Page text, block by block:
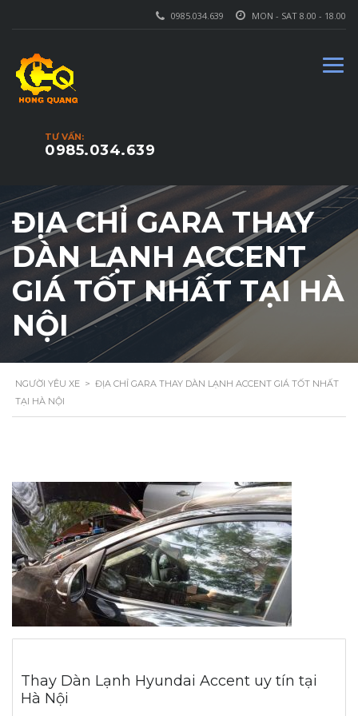
MON - SAT 8.00 - 18.00
0985.034.639
TƯ VẤN:
0985.034.639
ĐỊA CHỈ GARA THAY
DÀN LẠNH ACCENT
GIÁ TỐT NHẤT TẠI HÀ
NỘI
NGƯỜI YÊU XE > ĐỊA CHỈ GARA THAY DÀN LẠNH ACCENT GIÁ TỐT NHẤT
TẠI HÀ NỘI
Thay Dàn Lạnh Hyundai Accent uy tín tại
Hà Nội